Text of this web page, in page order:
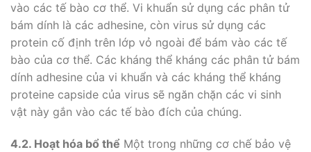
vào các tế bào cơ thể. Vi khuẩn sử dụng các phân tử
bám dính là các adhesine, còn virus sử dụng các
protein cố định trên lớp vỏ ngoài để bám vào các tế
bào của cơ thể. Các kháng thể kháng các phân tử bám
dính adhesine của vi khuẩn và các kháng thể kháng
proteine capside của virus sẽ ngăn chặn các vi sinh
vật này gắn vào các tế bào đích của chúng.
4.2. Hoạt hóa bổ thể Một trong những cơ chế bảo vệ